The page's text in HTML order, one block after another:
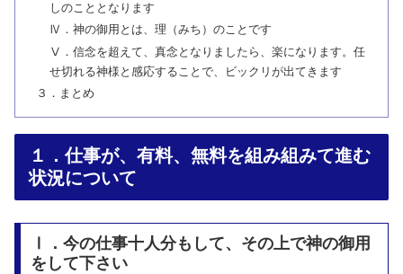
しのこととなります
Ⅳ．神の御用とは、理（みち）のことです
Ⅴ．信念を超えて、真念となりましたら、楽になります。任
せ切れる神様と感応することで、ビックリが出てきます
３．まとめ
１．仕事が、有料、無料を組み組みて進む
状況について
Ⅰ．今の仕事十人分もして、その上で神の御用
をして下さい